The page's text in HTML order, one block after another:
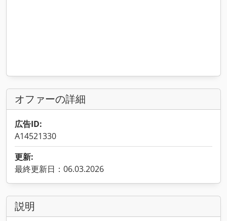
オファーの詳細
広告ID:
A14521330
更新:
最終更新日：06.03.2026
説明